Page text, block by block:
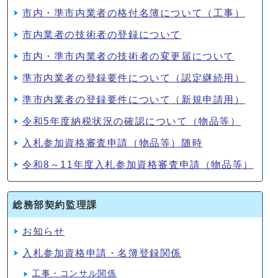
市内・準市内業者の格付名簿について（工事）
市内業者の技術者の登録について
市内・準市内業者の技術者の変更届について
準市内業者の登録要件について（認定継続用）
準市内業者の登録要件について（新規申請用）
令和5年度納税状況の確認について（物品等）
入札参加資格審査申請（物品等）随時
令和8～11年度入札参加資格審査申請（物品等）
総務部契約監理課
お知らせ
入札参加資格申請・名簿登録関係
工事・コンサル関係